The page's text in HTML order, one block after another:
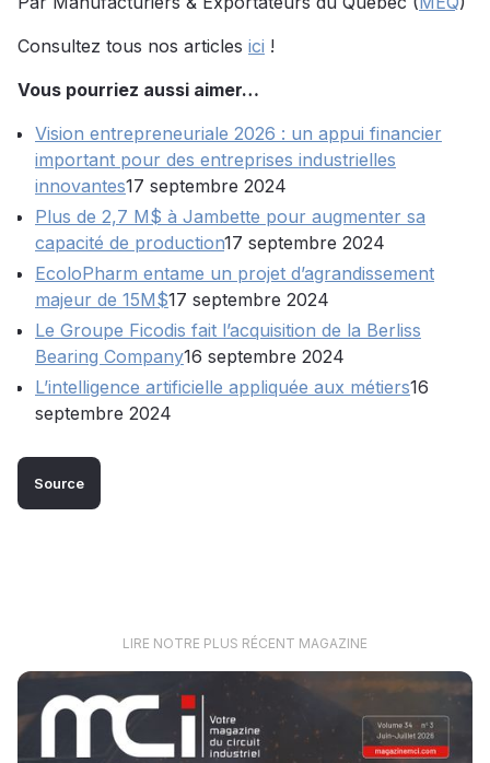
Consultez tous nos articles ici !
Vous pourriez aussi aimer…
Vision entrepreneuriale 2026 : un appui financier
important pour des entreprises industrielles
innovantes17 septembre 2024
Plus de 2,7 M$ à Jambette pour augmenter sa
capacité de production17 septembre 2024
EcoloPharm entame un projet d’agrandissement
majeur de 15M$17 septembre 2024
Le Groupe Ficodis fait l’acquisition de la Berliss
Bearing Company16 septembre 2024
L’intelligence artificielle appliquée aux métiers16
septembre 2024
Source
LIRE NOTRE PLUS RÉCENT MAGAZINE